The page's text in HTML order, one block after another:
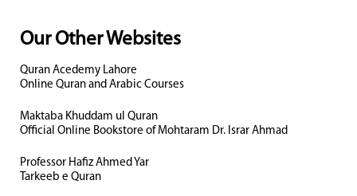
Our Other Websites
Quran Acedemy Lahore
Online Quran and Arabic Courses
Maktaba Khuddam ul Quran
Official Online Bookstore of Mohtaram Dr. Israr Ahmad
Professor Hafiz Ahmed Yar
Tarkeeb e Quran